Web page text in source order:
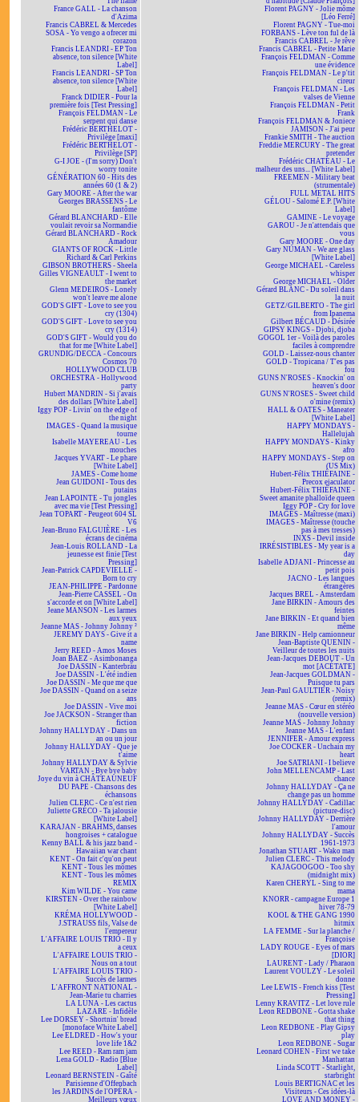
France GALL - La chanson
d'Azima
Francis CABREL & Mercedes
SOSA - Yo vengo a ofrecer mi
corazon
Francis LEANDRI - EP Ton
absence, ton silence [White
Label]
Francis LEANDRI - SP Ton
absence, ton silence [White
Label]
Franck DIDIER - Pour la
première fois [Test Pressing]
François FELDMAN - Le
serpent qui danse
Frédéric BERTHELOT -
Privilège [maxi]
Frédéric BERTHELOT -
Privilège [SP]
G-I JOE - (I'm sorry) Don't
worry tonite
GÉNÉRATION 60 - Hits des
années 60 (1 & 2)
Gary MOORE - After the war
Georges BRASSENS - Le
fantôme
Gérard BLANCHARD - Elle
voulait revoir sa Normandie
Gérard BLANCHARD - Rock
Amadour
GIANTS OF ROCK - Little
Richard & Carl Perkins
GIBSON BROTHERS - Sheela
Gilles VIGNEAULT - I went to
the market
Glenn MEDEIROS - Lonely
won't leave me alone
GOD'S GIFT - Love to see you
cry (1304)
GOD'S GIFT - Love to see you
cry (1314)
GOD'S GIFT - Would you do
that for me [White Label]
GRUNDIG/DECCA - Concours
Cosmos 70
HOLLYWOOD CLUB
ORCHESTRA - Hollywood
party
Hubert MANDRIN - Si j'avais
des dollars [White Label]
Iggy POP - Livin' on the edge of
the night
IMAGES - Quand la musique
tourne
Isabelle MAYEREAU - Les
mouches
Jacques YVART - Le phare
[White Label]
JAMES - Come home
Jean GUIDONI - Tous des
putains
Jean LAPOINTE - Tu jongles
avec ma vie [Test Pressing]
Jean TOPART - Peugeot 604 SL
V6
Jean-Bruno FALGUIÈRE - Les
écrans de cinéma
Jean-Louis ROLLAND - La
jeunesse est finie [Test
Pressing]
Jean-Patrick CAPDEVIELLE -
Born to cry
JEAN-PHILIPPE - Pardonne
Jean-Pierre CASSEL - On
s'accorde et on [White Label]
Jeane MANSON - Les larmes
aux yeux
Jeanne MAS - Johnny Johnny ²
JEREMY DAYS - Give it a
name
Jerry REED - Amos Moses
Joan BAEZ - Asimbonanga
Joe DASSIN - Kanterbräu
Joe DASSIN - L'été indien
Joe DASSIN - Me que me que
Joe DASSIN - Quand on a seize
ans
Joe DASSIN - Vive moi
Joe JACKSON - Stranger than
fiction
Johnny HALLYDAY - Dans un
an ou un jour
Johnny HALLYDAY - Que je
t'aime
Johnny HALLYDAY & Sylvie
VARTAN - Bye bye baby
Joye du vin à CHÂTEAUNEUF
DU PAPE - Chansons des
échansons
Julien CLERC - Ce n'est rien
Juliette GRÉCO - Ta jalousie
[White Label]
KARAJAN - BRAHMS, danses
hongroises + catalogue
Kenny BALL & his jazz band -
Hawaiian war chant
KENT - On fait c'qu'on peut
KENT - Tous les mômes
KENT - Tous les mômes
REMIX
Kim WILDE - You came
KIRSTEN - Over the rainbow
[White Label]
KRÉMA HOLLYWOOD -
J.STRAUSS fils, Valse de
l'empereur
L'AFFAIRE LOUIS TRIO - Il y
a ceux
L'AFFAIRE LOUIS TRIO -
Nous on a tout
L'AFFAIRE LOUIS TRIO -
Succès de larmes
L'AFFRONT NATIONAL -
Jean-Marie tu charries
LA LUNA - Les cactus
LAZARE - Infidèle
Lee DORSEY - Shortnin' bread
[monoface White Label]
Lee ELDRED - How's your
love life 1&2
Lee REED - Ram ram jam
Lena GOLD - Radio [Blue
Label]
Leonard BERNSTEIN - Gaîté
Parisienne d'Offenbach
les JARDINS de l'OPÉRA -
Meilleurs vœux
Florent PAGNY - Jolie môme
[Léo Ferré]
Florent PAGNY - Tue-moi
FORBANS - Lève ton ful de là
Francis CABREL - Je rêve
Francis CABREL - Petite Marie
François FELDMAN - Comme
une évidence
François FELDMAN - Le p'tit
cireur
François FELDMAN - Les
valses de Vienne
François FELDMAN - Petit
Frank
François FELDMAN & Joniece
JAMISON - J'ai peur
Frankie SMITH - The auction
Freddie MERCURY - The great
pretender
Frédéric CHATEAU - Le
malheur des uns... [White Label]
FREEMEN - Military beat
(strumentale)
FULL METAL HITS
GÉLOU - Salomé E.P. [White
Label]
GAMINE - Le voyage
GAROU - Je n'attendais que
vous
Gary MOORE - One day
Gary NUMAN - We are glass
[White Label]
George MICHAEL - Careless
whisper
George MICHAEL - Older
Gérard BLANC - Du soleil dans
la nuit
GETZ/GILBERTO - The girl
from Ipanema
Gilbert BÉCAUD - Désirée
GIPSY KINGS - Djobi, djoba
GOGOL 1er - Voilà des paroles
faciles à comprendre
GOLD - Laissez-nous chanter
GOLD - Tropicana / T'es pas
fou
GUNS N'ROSES - Knockin' on
heaven's door
GUNS N'ROSES - Sweet child
o'mine (remix)
HALL & OATES - Maneater
[White Label]
HAPPY MONDAYS -
Hallelujah
HAPPY MONDAYS - Kinky
afro
HAPPY MONDAYS - Step on
(US Mix)
Hubert-Félix THIÉFAINE -
Precox ejaculator
Hubert-Félix THIÉFAINE -
Sweet amanite phalloïde queen
Iggy POP - Cry for love
IMAGES - Maîtresse (maxi)
IMAGES - Maîtresse (touche
pas à mes tresses)
INXS - Devil inside
IRRÉSISTIBLES - My year is a
day
Isabelle ADJANI - Princesse au
petit pois
JACNO - Les langues
étrangères
Jacques BREL - Amsterdam
Jane BIRKIN - Amours des
feintes
Jane BIRKIN - Et quand bien
même
Jane BIRKIN - Help camionneur
Jean-Baptiste QUENIN -
Veilleur de toutes les nuits
Jean-Jacques DEBOUT - Un
mot [ACÉTATE]
Jean-Jacques GOLDMAN -
Puisque tu pars
Jean-Paul GAULTIER - Noisy
(remix)
Jeanne MAS - Cœur en stéréo
(nouvelle version)
Jeanne MAS - Johnny Johnny
Jeanne MAS - L'enfant
JENNIFER - Amour express
Joe COCKER - Unchain my
heart
Joe SATRIANI - I believe
John MELLENCAMP - Last
chance
Johnny HALLYDAY - Ça ne
change pas un homme
Johnny HALLYDAY - Cadillac
(picture-disc)
Johnny HALLYDAY - Derrière
l'amour
Johnny HALLYDAY - Succès
1961-1973
Jonathan STUART - Wako man
Julien CLERC - This melody
KAJAGOOGOO - Too shy
(midnight mix)
Karen CHERYL - Sing to me
mama
KNORR - campagne Europe 1
hiver 78-79
KOOL & THE GANG 1990
hitmix
LA FEMME - Sur la planche /
Françoise
LADY ROUGE - Eyes of mars
[DIOR]
LAURENT - Lady / Pharaon
Laurent VOULZY - Le soleil
donne
Lee LEWIS - French kiss [Test
Pressing]
Lenny KRAVITZ - Let love rule
Leon REDBONE - Gotta shake
that thing
Leon REDBONE - Play Gipsy
play
Leon REDBONE - Sugar
Leonard COHEN - First we take
Manhattan
Linda SCOTT - Starlight,
starbright
Louis BERTIGNAC et les
Visiteurs - Ces idées-là
LOVE AND MONEY -